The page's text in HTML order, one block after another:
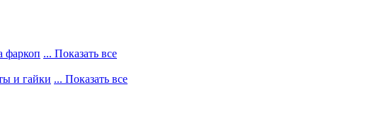
фаркоп ... Показать все
и гайки ... Показать все